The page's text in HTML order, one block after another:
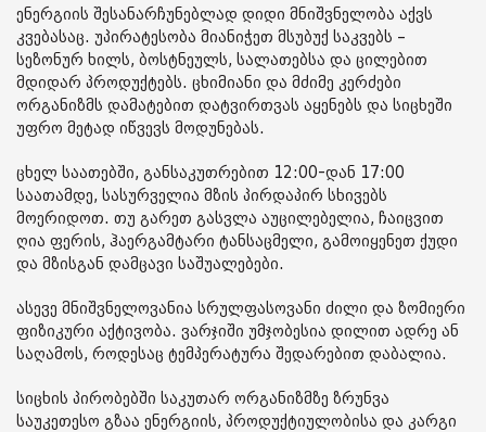
ენერგიის შესანარჩუნებლად დიდი მნიშვნელობა აქვს
კვებასაც. უპირატესობა მიანიჭეთ მსუბუქ საკვებს –
სეზონურ ხილს, ბოსტნეულს, სალათებსა და ცილებით
მდიდარ პროდუქტებს. ცხიმიანი და მძიმე კერძები
ორგანიზმს დამატებით დატვირთვას აყენებს და სიცხეში
უფრო მეტად იწვევს მოდუნებას.
ცხელ საათებში, განსაკუთრებით 12:00-დან 17:00
საათამდე, სასურველია მზის პირდაპირ სხივებს
მოერიდოთ. თუ გარეთ გასვლა აუცილებელია, ჩაიცვით
ღია ფერის, ჰაერგამტარი ტანსაცმელი, გამოიყენეთ ქუდი
და მზისგან დამცავი საშუალებები.
ასევე მნიშვნელოვანია სრულფასოვანი ძილი და ზომიერი
ფიზიკური აქტივობა. ვარჯიში უმჯობესია დილით ადრე ან
საღამოს, როდესაც ტემპერატურა შედარებით დაბალია.
სიცხის პირობებში საკუთარ ორგანიზმზე ზრუნვა
საუკეთესო გზაა ენერგიის, პროდუქტიულობისა და კარგი